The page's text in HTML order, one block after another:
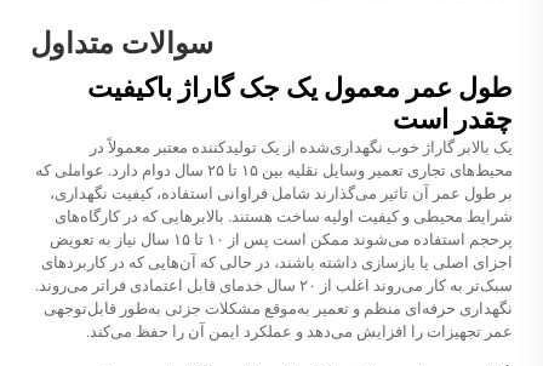
سوالات متداول
طول عمر معمول یک جک گاراژ باکیفیت
چقدر است
یک بالابر گاراژ خوب نگهداری‌شده از یک تولیدکننده معتبر معمولاً در
محیط‌های تجاری تعمیر وسایل نقلیه بین ۱۵ تا ۲۵ سال دوام دارد. عواملی که
بر طول عمر آن تاثیر می‌گذارند شامل فراوانی استفاده، کیفیت نگهداری،
شرایط محیطی و کیفیت اولیه ساخت هستند. بالابر‌هایی که در کارگاه‌های
پرحجم استفاده می‌شوند ممکن است پس از ۱۰ تا ۱۵ سال نیاز به تعویض
اجزای اصلی یا بازسازی داشته باشند، در حالی که آن‌هایی که در کاربردهای
سبک‌تر به کار می‌روند اغلب از ۲۰ سال خدمای قابل اعتمادی فراتر می‌روند.
نگهداری حرفه‌ای منظم و تعمیر به‌موقع مشکلات جزئی به‌طور قابل‌توجهی
عمر تجهیزات را افزایش می‌دهد و عملکرد ایمن آن را حفظ می‌کند.